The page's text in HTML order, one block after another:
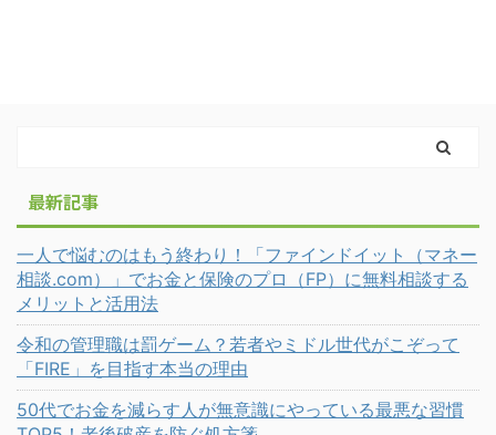
最新記事
一人で悩むのはもう終わり！「ファインドイット（マネー
相談.com）」でお金と保険のプロ（FP）に無料相談する
メリットと活用法
令和の管理職は罰ゲーム？若者やミドル世代がこぞって
「FIRE」を目指す本当の理由
50代でお金を減らす人が無意識にやっている最悪な習慣